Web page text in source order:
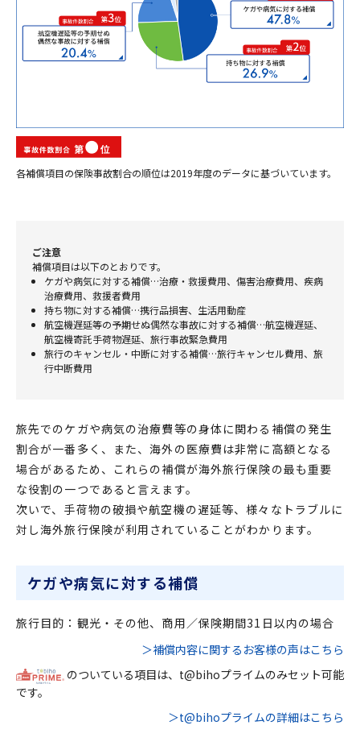
各補償項目の保険事故割合の順位は2019年度のデータに基づいています。
ご注意
補償項目は以下のとおりです。
ケガや病気に対する補償…治療・救援費用、傷害治療費用、疾病
治療費用、救援者費用
持ち物に対する補償…携行品損害、生活用動産
航空機遅延等の予期せぬ偶然な事故に対する補償…航空機遅延、
航空機寄託手荷物遅延、旅行事故緊急費用
旅行のキャンセル・中断に対する補償…旅行キャンセル費用、旅
行中断費用
旅先でのケガや病気の治療費等の身体に関わる補償の発生
割合が一番多く、また、海外の医療費は非常に高額となる
場合があるため、これらの補償が海外旅行保険の最も重要
な役割の一つであると言えます。
次いで、手荷物の破損や航空機の遅延等、様々なトラブルに
対し海外旅行保険が利用されていることがわかります。
ケガや病気に対する補償
旅行目的：観光・その他、商用／保険期間31日以内の場合
＞補償内容に関するお客様の声はこちら
のついている項目は、t@bihoプライムのみセット可能
です。
＞t@bihoプライムの詳細はこちら